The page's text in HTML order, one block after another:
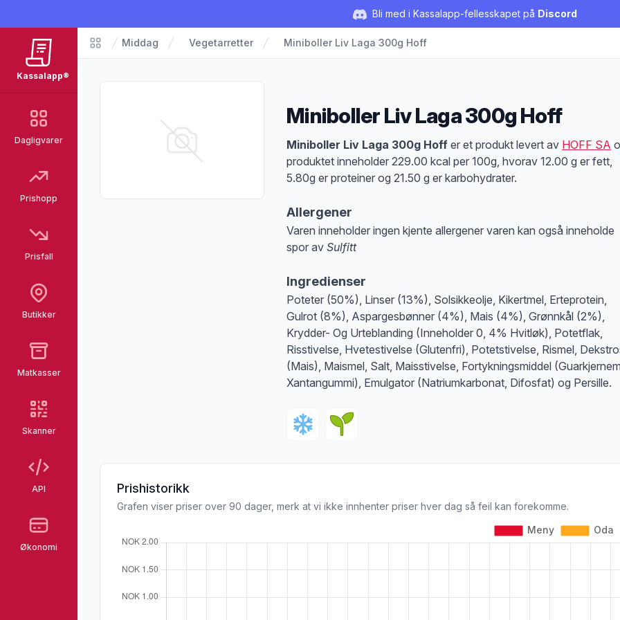
Bli med i Kassalapp-fellesskapet på Discord
Kassalapp®
Dagligvarer
Prishopp
Prisfall
Butikker
Matkasser
Skanner
API
Økonomi
Matvarer
Middag Vegetarretter Miniboller Liv Laga 300g Hoff
Miniboller Liv Laga 300g Hoff
Produktbeskrivelse
Miniboller Liv Laga 300g Hoff er et produkt levert av HOFF SA
produktet inneholder 229.00 kcal per 100g, hvorav 12.00 g er fett,
5.80g er proteiner og 21.50 g er karbohydrater.
Allergener
Varen inneholder ingen kjente allergener varen kan også inneholde
spor av Sulfitt
at denne informasjonen er bare til informasjon, sjekk pakkningen og
Ingredienser
Poteter (50%), Linser (13%), Solsikkeolje, Kikertmel, Erteprotein,
Gulrot (8%), Aspargesbønner (4%), Mais (4%), Grønnkål (2%),
Krydder- Og Urteblanding (Inneholder 0, 4% Hvitløk), Potetflak,
Risstivelse, Hvetestivelse (Glutenfri), Potetstivelse, Rismel,
(Mais), Maismel, Salt, Maisstivelse, Fortykningsmiddel
Xantangummi), Emulgator (Natriumkarbonat, Difosfat) og Persille.
Prishistorikk
Grafen viser priser over 90 dager, merk at vi ikke innhenter priser hver dag så feil kan forekomme.